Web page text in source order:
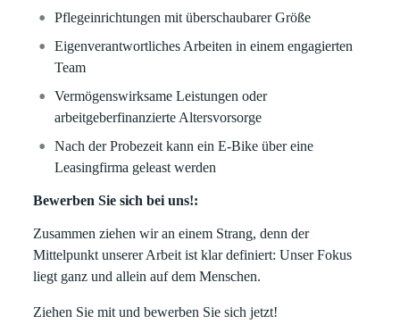
Pflegeinrichtungen mit überschaubarer Größe
Eigenverantwortliches Arbeiten in einem engagierten
Team
Vermögenswirksame Leistungen oder
arbeitgeberfinanzierte Altersvorsorge
Nach der Probezeit kann ein E-Bike über eine
Leasingfirma geleast werden
Bewerben Sie sich bei uns!:
Zusammen ziehen wir an einem Strang, denn der
Mittelpunkt unserer Arbeit ist klar definiert: Unser Fokus
liegt ganz und allein auf dem Menschen.
Ziehen Sie mit und bewerben Sie sich jetzt!